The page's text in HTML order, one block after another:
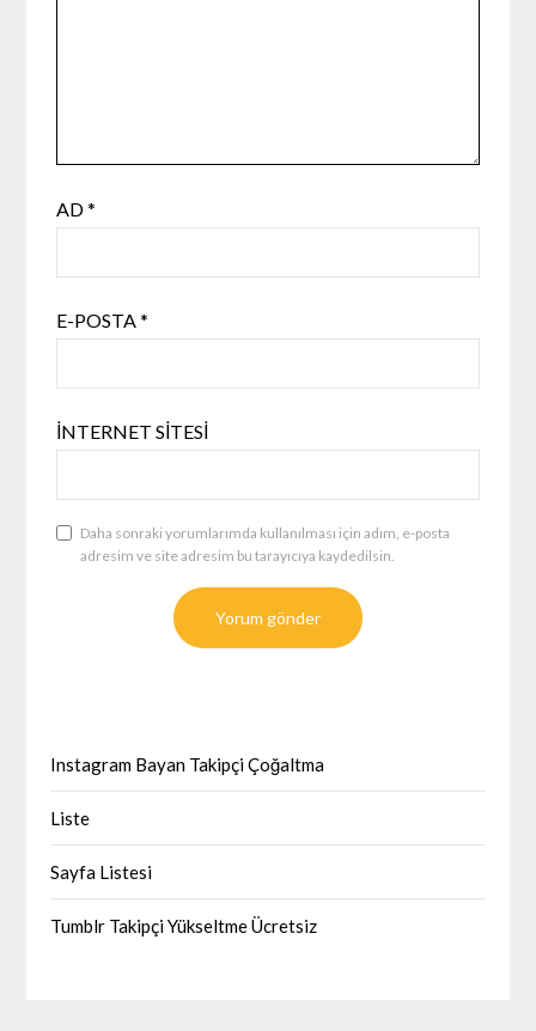
AD*
E-POSTA*
İNTERNET SITESI
Daha sonraki yorumlarımda kullanılması için adım, e-posta
adresim ve site adresim bu tarayıcıya kaydedilsin.
Instagram Bayan Takipçi Çoğaltma
Liste
Sayfa Listesi
Tumblr Takipçi Yükseltme Ücretsiz